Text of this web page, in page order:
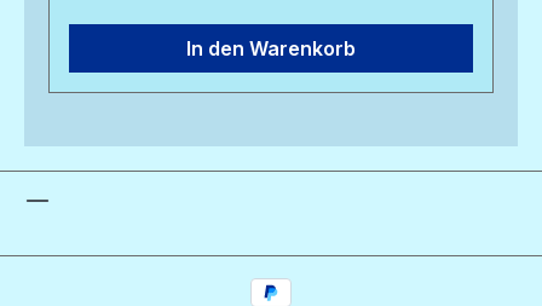
5000 Liter Teichvolumen.
In den Warenkorb